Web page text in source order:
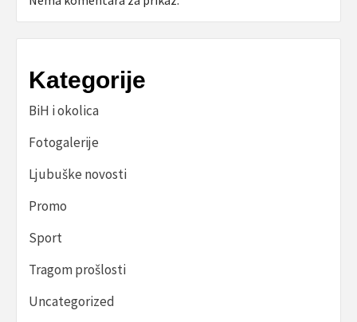
Kategorije
BiH i okolica
Fotogalerije
Ljubuške novosti
Promo
Sport
Tragom prošlosti
Uncategorized